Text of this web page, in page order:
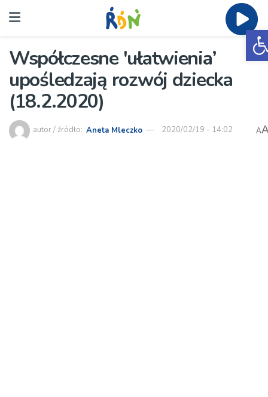
Współczesne 'ułatwienia’
upośledzają rozwój dziecka
(18.2.2020)
autor / źródło: Aneta Mleczko 2020/02/19 - 14:02 A